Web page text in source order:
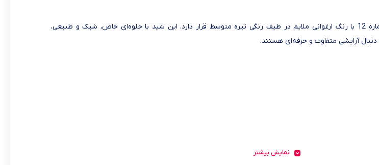
رژگونه مولتی سوشیا دوآل فینیش شماره 12 با رنگ ارغوانی ملایم در طیف رنگی تیره متوسط قرار دارد. این شید با جلوه‌ای خاص، شیک و طبیعی،
آرایشی متفاوت و حرفه‌ای هستند.
نمایش بیشتر